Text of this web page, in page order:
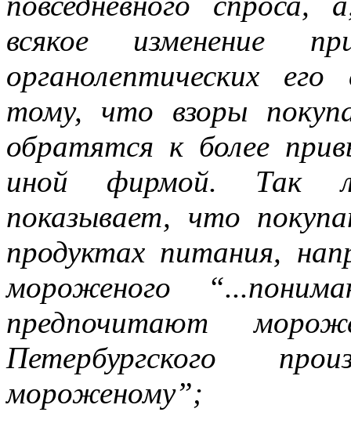
всякое изменение
органолептических
тому, что взоры
обратятся к более
иной фирмой. Так
показывает, что
продуктах питания,
мороженого
предпочитают
Петербургского
мороженому”;